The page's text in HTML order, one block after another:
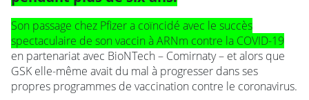
Son passage chez Pfizer a coïncidé avec le succès
spectaculaire de son vaccin à ARNm contre la COVID-19
en partenariat avec BioNTech – Comirnaty – et alors que
GSK elle-même avait du mal à progresser dans ses
propres programmes de vaccination contre le coronavirus.